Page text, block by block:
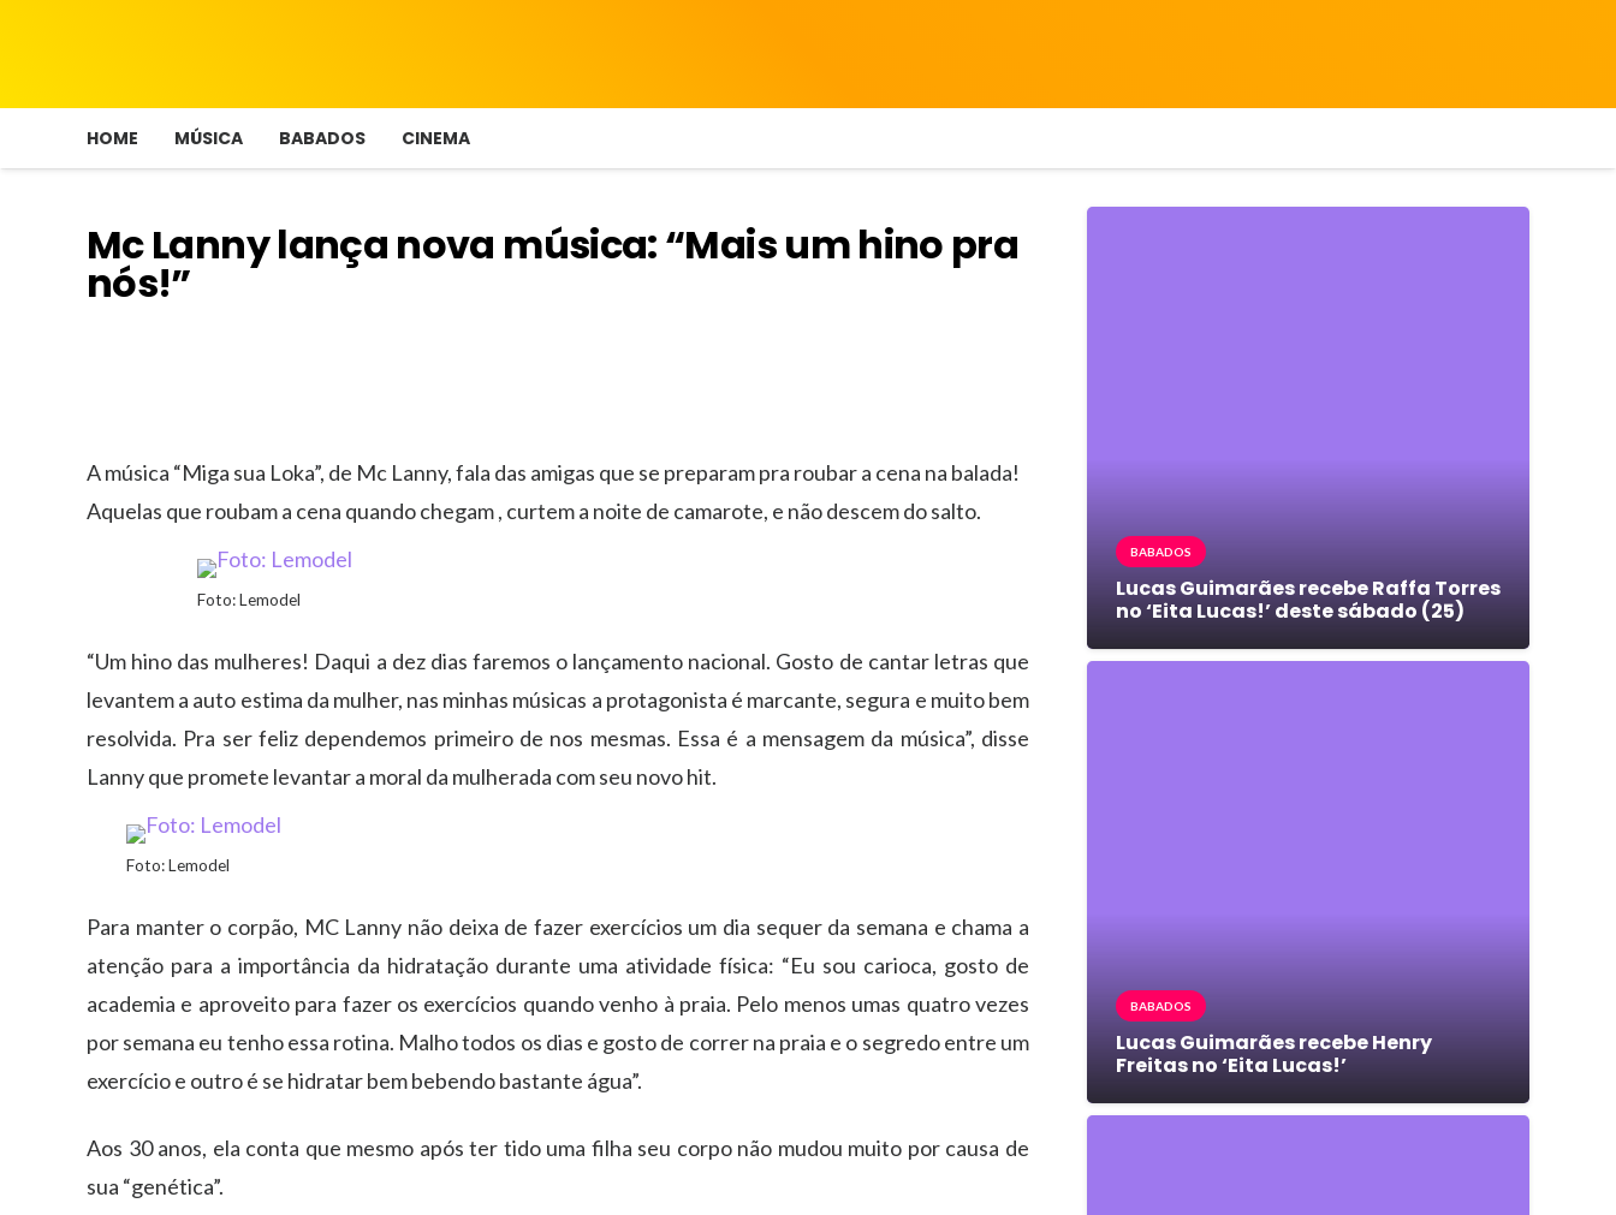
HOME MÚSICA BABADOS CINEMA
Mc Lanny lança nova música: “Mais um hino pra
nós!”
A música “Miga sua Loka”, de Mc Lanny, fala das amigas que se preparam pra roubar a cena na balada!
Aquelas que roubam a cena quando chegam , curtem a noite de camarote, e não descem do salto.
Foto: Lemodel
“Um hino das mulheres! Daqui a dez dias faremos o lançamento nacional. Gosto de cantar letras que
levantem a auto estima da mulher, nas minhas músicas a protagonista é marcante, segura e muito bem
resolvida. Pra ser feliz dependemos primeiro de nos mesmas. Essa é a mensagem da música”, disse
Lanny que promete levantar a moral da mulherada com seu novo hit.
Foto: Lemodel
Para manter o corpão, MC Lanny não deixa de fazer exercícios um dia sequer da semana e chama a
atenção para a importância da hidratação durante uma atividade física: “Eu sou carioca, gosto de
academia e aproveito para fazer os exercícios quando venho à praia. Pelo menos umas quatro vezes
por semana eu tenho essa rotina. Malho todos os dias e gosto de correr na praia e o segredo entre um
exercício e outro é se hidratar bem bebendo bastante água”.
Aos 30 anos, ela conta que mesmo após ter tido uma filha seu corpo não mudou muito por causa de
sua “genética”.
BABADOS
Lucas Guimarães recebe Raffa Torres
no ‘Eita Lucas!’ deste sábado (25)
BABADOS
Lucas Guimarães recebe Henry
Freitas no ‘Eita Lucas!’